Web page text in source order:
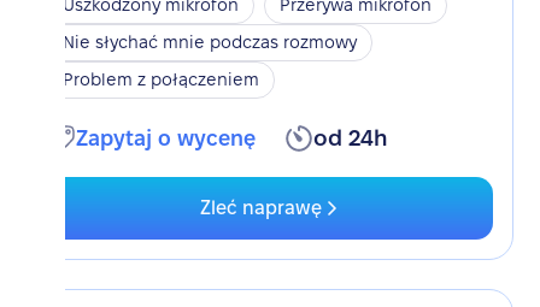
Uszkodzony mikrofon
Przerywa mikrofon
Nie słychać mnie podczas rozmowy
Problem z połączeniem
Zapytaj o wycenę od 24h
Zleć naprawę